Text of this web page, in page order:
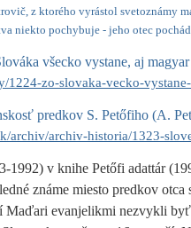
z ktorého vyrástol svetoznámy
niekto pochybuje - jeho otec
všecko vystane, aj
zo-slovaka-vecko-
predkov S. Petőfiho (A.
archiv/archiv-historia/1323-
1992) v knihe Petőfi adattár
známe miesto predkov
evanjelikmi nezvykli